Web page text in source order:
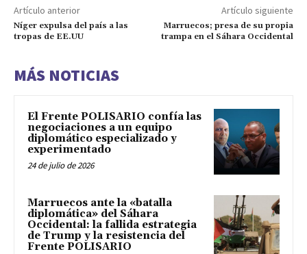
Artículo anterior
Níger expulsa del país a las
tropas de EE.UU
Artículo siguiente
Marruecos; presa de su propia
trampa en el Sáhara Occidental
MÁS NOTICIAS
El Frente POLISARIO confía las
negociaciones a un equipo
diplomático especializado y
experimentado
24 de julio de 2026
Marruecos ante la «batalla
diplomática» del Sáhara
Occidental: la fallida estrategia
de Trump y la resistencia del
Frente POLISARIO